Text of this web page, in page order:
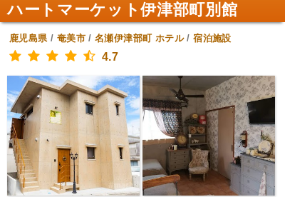
ハートマーケット伊津部町別館
鹿児島県/ 奄美市/名瀬伊津部町 ホテル/宿泊施設
4.7